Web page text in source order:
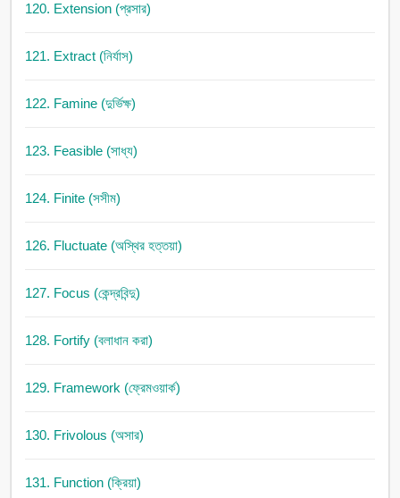
120. Extension (প্রসার)
121. Extract (নির্যাস)
122. Famine (দুর্ভিক্ষ)
123. Feasible (সাধ্য)
124. Finite (সসীম)
126. Fluctuate (অস্থির হত্তয়া)
127. Focus (কেন্দ্রবিন্দু)
128. Fortify (বলাধান করা)
129. Framework (ফ্রেমওয়ার্ক)
130. Frivolous (অসার)
131. Function (ক্রিয়া)